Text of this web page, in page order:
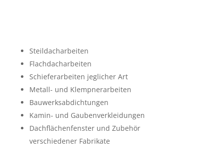
Steildacharbeiten
Flachdacharbeiten
Schieferarbeiten jeglicher Art
Metall- und Klempnerarbeiten
Bauwerksabdichtungen
Kamin- und Gaubenverkleidungen
Dachflächenfenster und Zubehör
verschiedener Fabrikate